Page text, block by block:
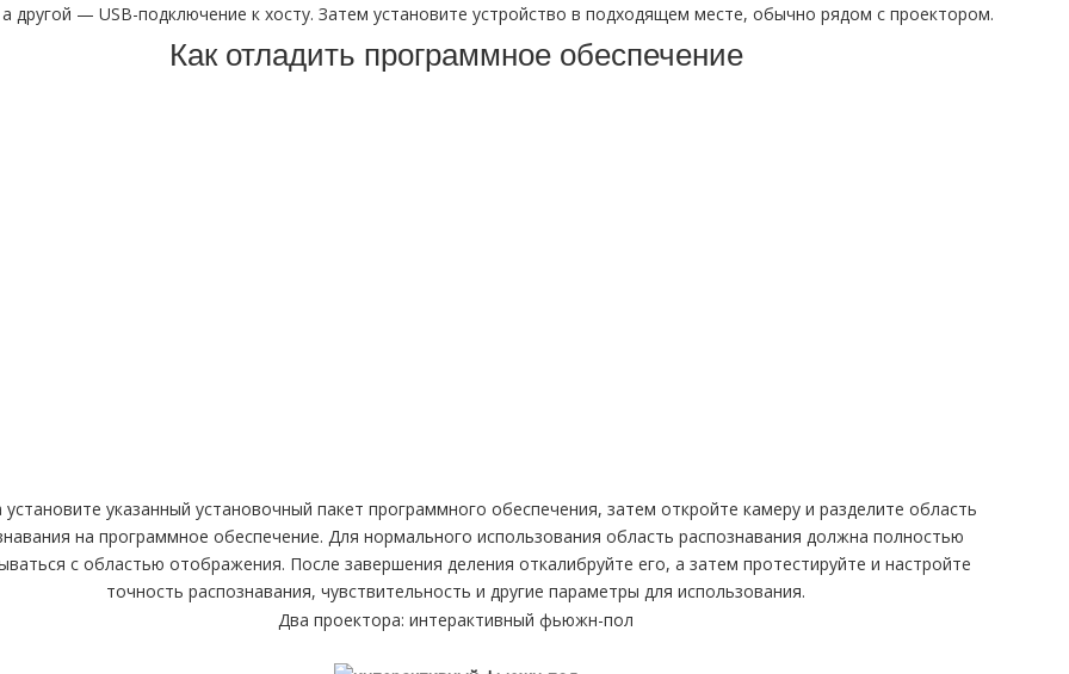
другой — USB-подключение к хосту. Затем установите устройство в подходящем месте, обычно рядом с проектором.
Как отладить программное обеспечение
установите указанный установочный пакет программного обеспечения, затем откройте камеру и разделите область
на программное обеспечение. Для нормального использования область распознавания должна полностью
с областью отображения. После завершения деления откалибруйте его, а затем протестируйте и настройте
точность распознавания, чувствительность и другие параметры для использования.
Два проектора: интерактивный фьюжн-пол